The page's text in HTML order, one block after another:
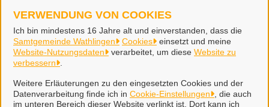
VERWENDUNG VON COOKIES
Ich bin mindestens 16 Jahre alt und einverstanden, dass die
Samtgemeinde Wathlingen
Cookies
einsetzt und meine
Website-Nutzungsdaten
verarbeitet, um diese Website zu
verbessern
Weitere Erläuterungen zu den eingesetzten Cookies und der
Datenverarbeitung finde ich in Cookie-Einstellungen
, die auch
im unteren Bereich dieser Website verlinkt ist. Dort kann ich
Samtgemeinde Wathlingen
Alle Rechte vorbehalten
Impressum